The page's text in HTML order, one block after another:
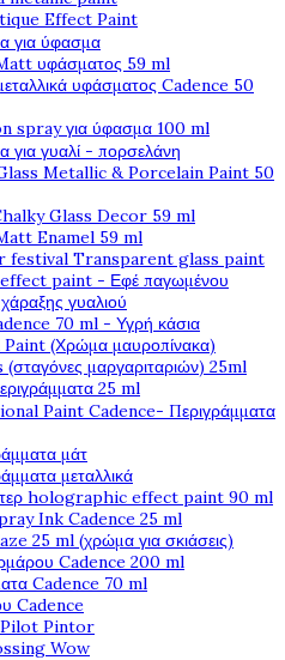
Effect Paint
για ύφασμα
υφάσματος 59 ml
υφάσματος Cadence 50
spray για ύφασμα 100 ml
για γυαλί - πορσελάνη
Metallic & Porcelain Paint 50
Glass Decor 59 ml
Enamel 59 ml
Transparent glass paint
paint - Εφέ παγωμένου
γυαλιού
70 ml - Υγρή κάσια
(Χρώμα μαυροπίνακα)
μαργαριταριών) 25ml
25 ml
Paint Cadence- Περιγράμματα
μάτ
μεταλλικά
holographic effect paint 90 ml
Ink Cadence 25 ml
25 ml (χρώμα για σκιάσεις)
Cadence 200 ml
Cadence 70 ml
Cadence
Pilot Pintor
Wow